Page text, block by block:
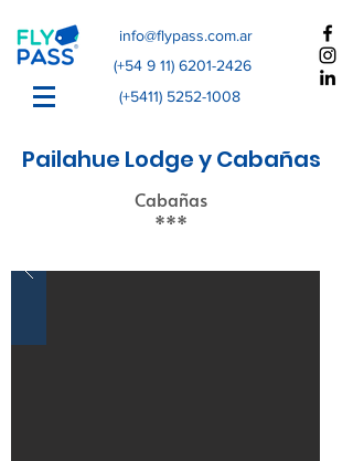
info@flypass.com.ar
(+54 9 11) 6201-2426
(+5411) 5252-1008
Pailahue Lodge y Cabañas
Cabañas
***